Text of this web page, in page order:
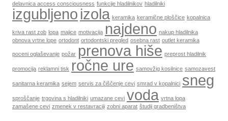
delavnica access consciousness funkcije hladilnikov hladilniki
izgubljeno izola keramika keramične ploščice kopalnica
kriva rast zob lopa majice motivacija najdeno nakup hladilnika
obnova vrtne lope ortodont ortodontski pregled osebna rast outlet keramika
poceni oglaševanje požar prenova hiše preprost hladilnik
promocija reklamni tisk ročne ure samovžig kosilnice samozavest
sanitarna keramika sejem servis za čiščenje cevi smrad v kopalnici sneg
sproščanje trgovina s hladilniki umazane cevi voda vrtna lopa
zamašene cevi zmenek v restavraciji zobni aparat študij gradbeništva